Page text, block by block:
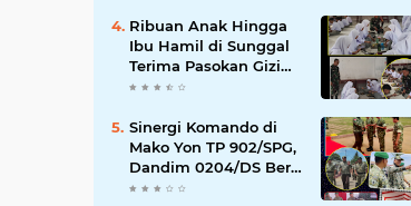
Ribuan Anak Hingga
Ibu Hamil di Sunggal
Terima Pasokan Gizi
Gratis dari TNI dan
Sinergi Komando di
Mako Yon TP 902/SPG,
Dandim 0204/DS Beri
Penghormatan Khusus